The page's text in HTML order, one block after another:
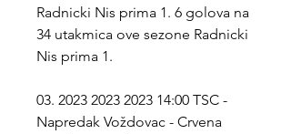
Radnicki Nis prima 1. 6 golova na
34 utakmica ove sezone Radnicki
Nis prima 1.
03. 2023 2023 2023 14:00 TSC -
Napredak Voždovac - Crvena